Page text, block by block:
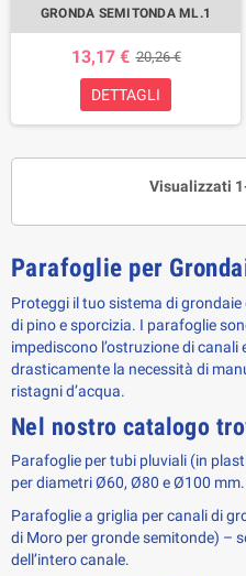
GRONDA SEMITONDA ML.1
13,17 € 20,26 €
DETTAGLI
Visualizzati
Parafoglie per
Proteggi il tuo sistema di
di pino e sporcizia. I parafoglie
impediscono l’ostruzione di
drasticamente la necessità di
ristagni d’acqua.
Nel nostro catalogo
Parafoglie per tubi pluviali (in
per diametri Ø60, Ø80 e Ø100 mm.
Parafoglie a griglia per canali di
di Moro per gronde semitonde) –
dell’intero canale.